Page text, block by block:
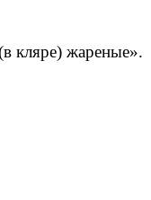
кляре) жареные».